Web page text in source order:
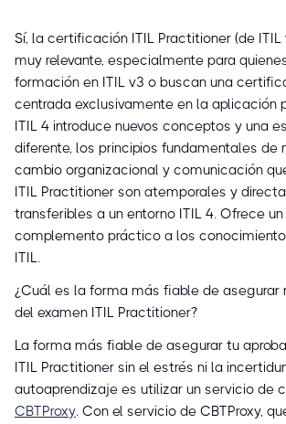
Sí, la certificación ITIL Practitioner (de
muy relevante, especialmente para
formación en ITIL v3 o buscan una
centrada exclusivamente en la aplicación
ITIL 4 introduce nuevos conceptos y una
diferente, los principios fundamentales de
cambio organizacional y comunicación
ITIL Practitioner son atemporales y
transferibles a un entorno ITIL 4. Ofrece
complemento práctico a los
ITIL.
¿Cuál es la forma más fiable de asegurar
del examen ITIL Practitioner?
La forma más fiable de asegurar tu
ITIL Practitioner sin el estrés ni la
autoaprendizaje es utilizar un servicio de
CBTProxy. Con el servicio de CBTProxy,